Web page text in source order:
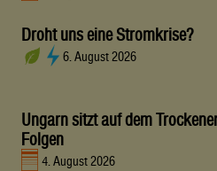
Droht uns eine Stromkrise?
6. August 2026
Ungarn sitzt auf dem
Folgen
4. August 2026